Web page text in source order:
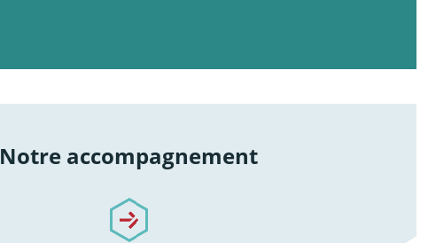
Notre accompagnement
/notre-accompagnement